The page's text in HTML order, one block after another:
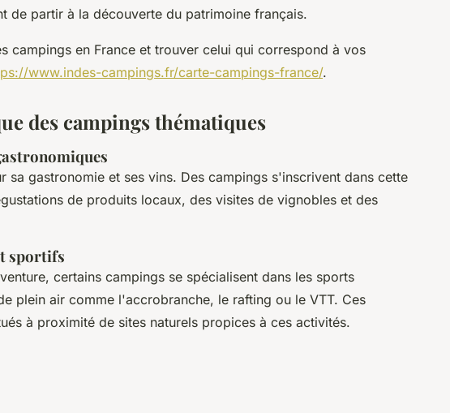
de partir à la découverte du patrimoine français.
campings en France et trouver celui qui correspond à vos
www.indes-campings.fr/carte-campings-france/.
des campings thématiques
sa gastronomie et ses vins. Des campings s'inscrivent dans cette
de produits locaux, des visites de vignobles et des
sportifs
certains campings se spécialisent dans les sports
plein air comme l'accrobranche, le rafting ou le VTT. Ces
à proximité de sites naturels propices à ces activités.